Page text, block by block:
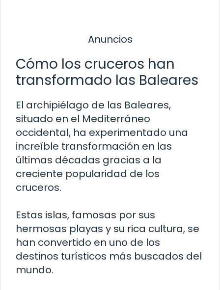
Anuncios
Cómo los cruceros han
transformado las Baleares
El archipiélago de las Baleares,
situado en el Mediterráneo
occidental, ha experimentado una
increíble transformación en las
últimas décadas gracias a la
creciente popularidad de los
cruceros.
Estas islas, famosas por sus
hermosas playas y su rica cultura, se
han convertido en uno de los
destinos turísticos más buscados del
mundo.